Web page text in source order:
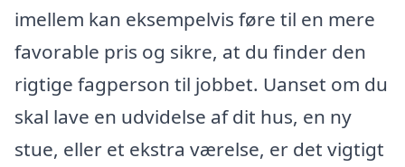
imellem kan eksempelvis føre til en mere
favorable pris og sikre, at du finder den
rigtige fagperson til jobbet. Uanset om du
skal lave en udvidelse af dit hus, en ny
stue, eller et ekstra værelse, er det vigtigt